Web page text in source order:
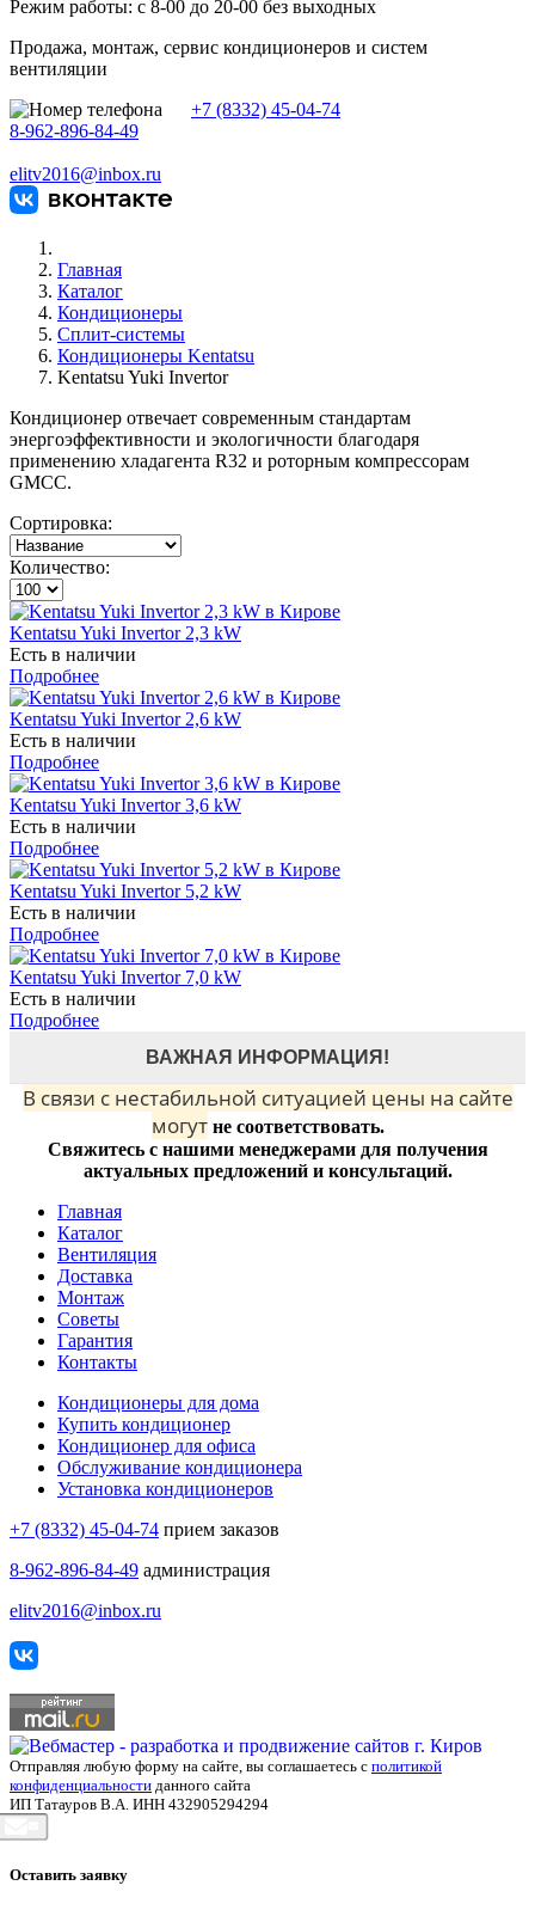
Режим работы: с 8-00 до 20-00 без выходных
Продажа, монтаж, сервис кондиционеров и систем
вентиляции
+7 (8332) 45-04-74
8-962-896-84-49
elitv2016@inbox.ru
Главная
Каталог
Кондиционеры
Сплит-системы
Кондиционеры Kentatsu
Kentatsu Yuki Invertor
Кондиционер отвечает современным стандартам
энергоэффективности и экологичности благодаря
применению хладагента R32 и роторным компрессорам
GMCC.
Сортировка:
Количество:
Kentatsu Yuki Invertor 2,3 kW
Есть в наличии
Подробнее
Kentatsu Yuki Invertor 2,6 kW
Есть в наличии
Подробнее
Kentatsu Yuki Invertor 3,6 kW
Есть в наличии
Подробнее
Kentatsu Yuki Invertor 5,2 kW
Есть в наличии
Подробнее
Kentatsu Yuki Invertor 7,0 kW
Есть в наличии
Подробнее
ВАЖНАЯ ИНФОРМАЦИЯ!
В связи с нестабильной ситуацией цены на сайте
могутне соответствовать.
Свяжитесь с нашими менеджерами для получения
актуальных предложений и консультаций.
Главная
Каталог
Вентиляция
Доставка
Монтаж
Советы
Гарантия
Контакты
Кондиционеры для дома
Купить кондиционер
Кондиционер для офиса
Обслуживание кондиционера
Установка кондиционеров
+7 (8332) 45-04-74 прием заказов
8-962-896-84-49 администрация
elitv2016@inbox.ru
Отправляя любую форму на сайте, вы соглашаетесь с политикой
конфиденциальности данного сайта
ИП Татауров В.А. ИНН 432905294294
Оставить заявку